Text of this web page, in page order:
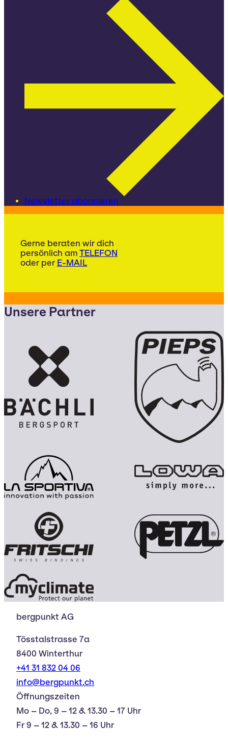
Newsletter abonnieren
Gerne beraten wir dich
persönlich am TELEFON
oder per E-MAIL
Unsere Partner
bergpunkt AG
Tösstalstrasse 7a
8400 Winterthur
+41 31 832 04 06
info@bergpunkt.ch
Öffnungszeiten
Mo – Do, 9 – 12 & 13.30 – 17 Uhr
Fr 9 – 12 & 13.30 – 16 Uhr